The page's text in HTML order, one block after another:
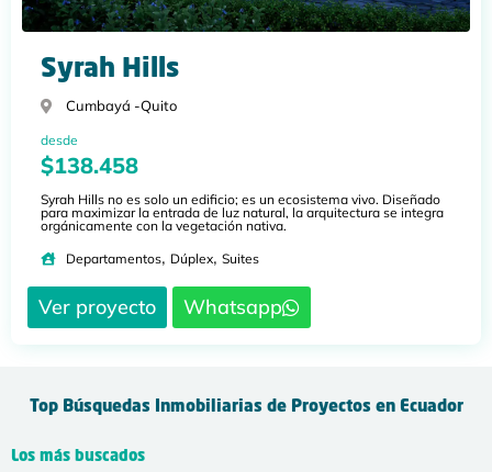
Syrah Hills
Cumbayá -Quito
desde
$138.458
Syrah Hills no es solo un edificio; es un ecosistema vivo. Diseñado
para maximizar la entrada de luz natural, la arquitectura se integra
orgánicamente con la vegetación nativa.
Departamentos, Dúplex, Suites
Ver proyecto Whatsapp
Top Búsquedas Inmobiliarias de Proyectos en Ecuador
Los más buscados